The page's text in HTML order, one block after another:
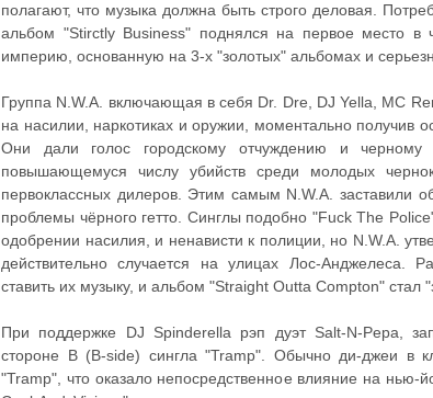
полагают, что музыка должна быть строго деловая.
альбом "Stirctly Business" поднялся на первое место
империю, основанную на 3-x "золотых" альбомах и
Группа N.W.A. включающая в себя Dr. Dre, DJ Yella, MC
на насилии, наркотиках и оружии, моментально получив
Они дали голос городскому отчуждению и черному
повышающемуся числу убийств среди молодых
первоклассных дилеров. Этим самым N.W.A. заставили
проблемы чёрного гетто. Синглы подобно "Fuck The
одобрении насилия, и ненависти к полиции, но N.W.A.
действительно случается на улицах Лос-Анджелеса.
ставить их музыку, и альбом "Straight Outta Compton" стал
При поддержке DJ Spinderella рэп дуэт Salt-N-Pepa,
стороне B (B-side) сингла "Tramp". Обычно ди-джеи в
"Tramp", что оказало непосредственное влияние на